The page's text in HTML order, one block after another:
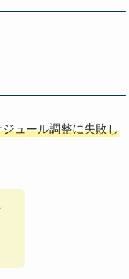
ジュール調整に失敗し